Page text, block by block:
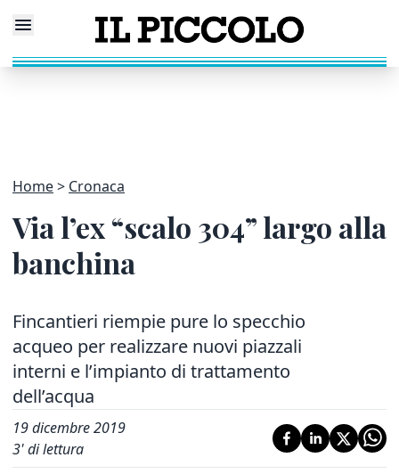
Home Cronaca
Via l’ex “scalo 304” largo alla
banchina
Fincantieri riempie pure lo specchio
acqueo per realizzare nuovi piazzali
interni e l’impianto di trattamento
dell’acqua
19 dicembre 2019
3' di lettura